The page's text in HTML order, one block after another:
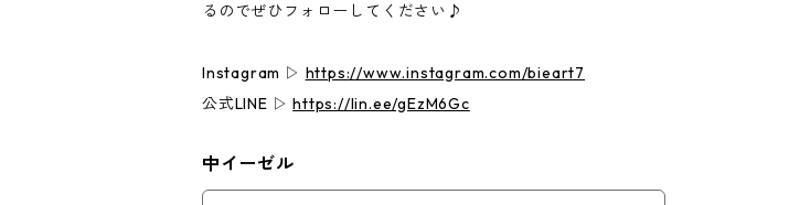
るのでぜひフォローしてください♪
Instagram ▷ https://www.instagram.com/bieart7
公式LINE ▷https://lin.ee/gEzM6Gc
中イーゼル